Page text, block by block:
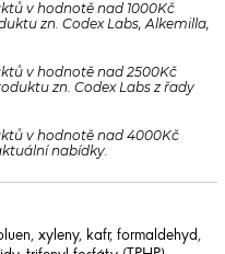
v hodnotě nad 1000Kč
zn. Codex Labs, Alkemilla,
v hodnotě nad 2500Kč
zn. Codex Labs z řady
v hodnotě nad 4000Kč
nabídky.
xyleny, kafr, formaldehyd,